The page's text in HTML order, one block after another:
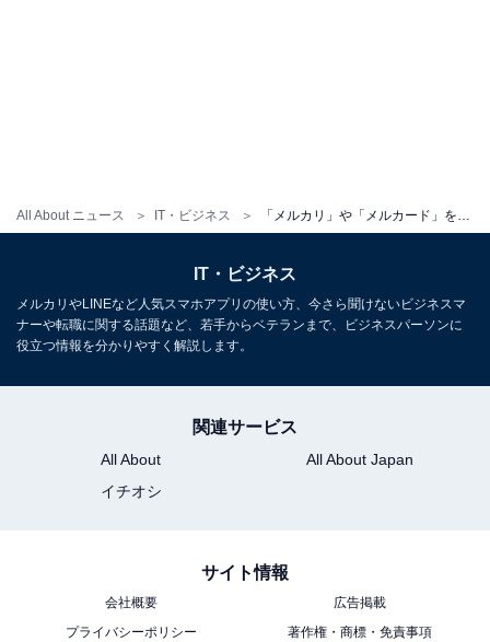
All About ニュース IT・ビジネス
特典3：初期設定完了とお店での支払いで2000ポ
イント還元
キャンペーン期間中にメルカードに入会し、初期設定を
完了すると1000ポイントがもらえます。特典還元対象期
さらにメルカードやメルペイスマート払いを利用して街
のお店（JCBカード、iD決済とコード決済が利用できる
IT・ビジネス
メルカリやLINEなど人気スマホアプリの使い方、今さら聞けないビジネスマ
ナーや転職に関する話題など、若手からベテランまで、ビジネスパーソンに
役立つ情報を分かりやすく解説します。
関連サービス
All About
All About Japan
イチオシ
サイト情報
会社概要
広告掲載
プライバシーポリシー
著作権・商標・免責事項